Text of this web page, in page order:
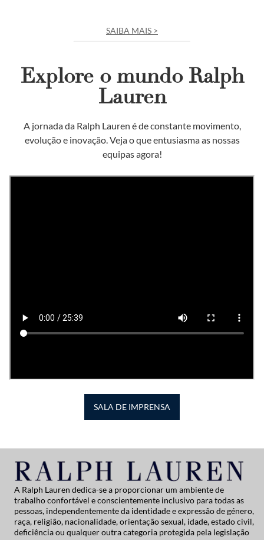
SAIBA MAIS >
Explore o mundo Ralph
Lauren
A jornada da Ralph Lauren é de constante movimento,
evolução e inovação. Veja o que entusiasma as nossas
equipas agora!
SALA DE IMPRENSA
A Ralph Lauren dedica-se a proporcionar um ambiente de
trabalho confortável e conscientemente inclusivo para todas as
pessoas, independentemente da identidade e expressão de género,
raça, religião, nacionalidade, orientação sexual, idade, estado civil,
deficiência ou qualquer outra categoria protegida pela legislação